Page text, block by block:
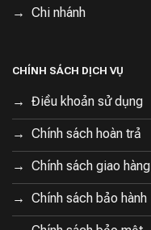
Chi nhánh
CHÍNH SÁCH DỊCH VỤ
Điều khoản sử dụng
Chính sách hoàn trả
Chính sách giao hàng
Chính sách bảo hành